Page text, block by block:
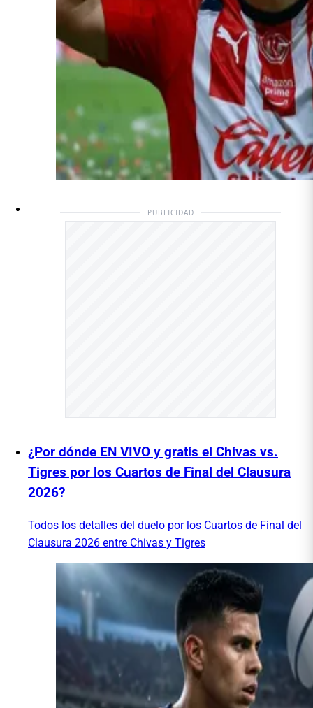
PUBLICIDAD
¿Por dónde EN VIVO y gratis el Chivas vs.
Tigres por los Cuartos de Final del Clausura
2026?
Todos los detalles del duelo por los Cuartos de Final del
Clausura 2026 entre Chivas y Tigres